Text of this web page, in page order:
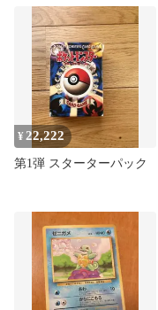
¥22,222
第1弾 スターターパック